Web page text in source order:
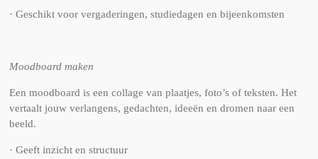
· Geschikt voor vergaderingen, studiedagen en bijeenkomsten
Moodboard maken
Een moodboard is een collage van plaatjes, foto’s of teksten. Het
vertaalt jouw verlangens, gedachten, ideeën en dromen naar een
beeld.
· Geeft inzicht en structuur